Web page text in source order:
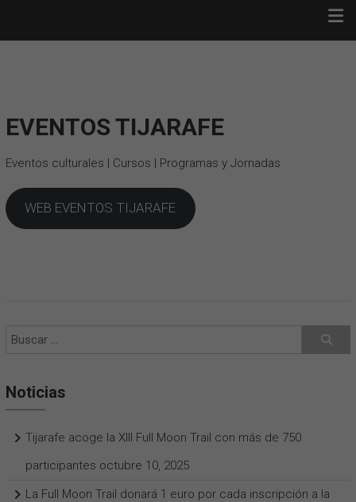
contenido
TIJARAFE
EVENTOS TIJARAFE
Eventos culturales | Cursos | Programas y Jornadas
WEB EVENTOS TIJARAFE
Noticias
Tijarafe acoge la XIII Full Moon Trail con más de 750
participantes octubre 10, 2025
La Full Moon Trail donará 1 euro por cada inscripción a la